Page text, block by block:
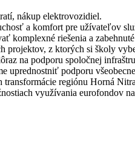
nákup elektrovozidiel.
a komfort pre užívateľov
komplexné riešenia a
projektov, z ktorých si školy
na podporu spoločnej
uprednostniť podporu
regiónu Horná
využívania eurofondov